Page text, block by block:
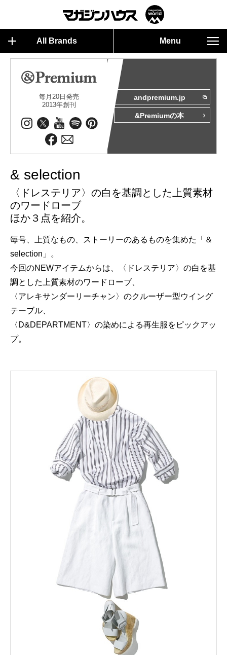
All Brands Menu
毎月20日発売
2013年創刊
andpremium.jp
&Premiumの本
& selection
〈ドレステリア〉の白を基調とした上質素材
のワードローブ
ほか３点を紹介。
毎号、上質なもの、ストーリーのあるものを集めた「＆
selection」。
今回のNEWアイテムからは、〈ドレステリア〉の白を基
調とした上質素材のワードローブ、
〈アレキサンダーリーチャン〉のクルーザー型ウイング
テーブル、
〈D&DEPARTMENT〉の染めによる再生服をピックアッ
プ。